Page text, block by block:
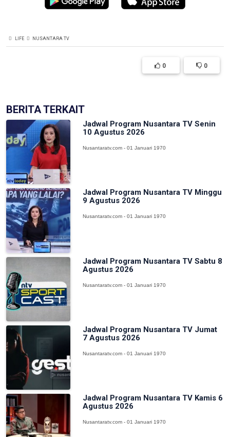
LIFE NUSANTARA TV
0 0
BERITA TERKAIT
Jadwal Program Nusantara TV Senin
10 Agustus 2026
Nusantaratv.com - 01 Januari 1970
Jadwal Program Nusantara TV Minggu
9 Agustus 2026
Nusantaratv.com - 01 Januari 1970
Jadwal Program Nusantara TV Sabtu 8
Agustus 2026
Nusantaratv.com - 01 Januari 1970
Jadwal Program Nusantara TV Jumat
7 Agustus 2026
Nusantaratv.com - 01 Januari 1970
Jadwal Program Nusantara TV Kamis 6
Agustus 2026
Nusantaratv.com - 01 Januari 1970